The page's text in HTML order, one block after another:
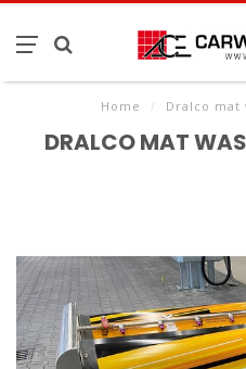
Home / Dralco mat
DRALCO MAT